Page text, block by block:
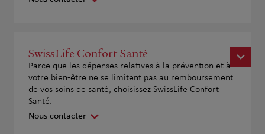
SwissLife Confort Santé
Parce que les dépenses relatives à la prévention et à
votre bien-être ne se limitent pas au remboursement
de vos soins de santé, choisissez SwissLife Confort
Santé.
Nous contacter